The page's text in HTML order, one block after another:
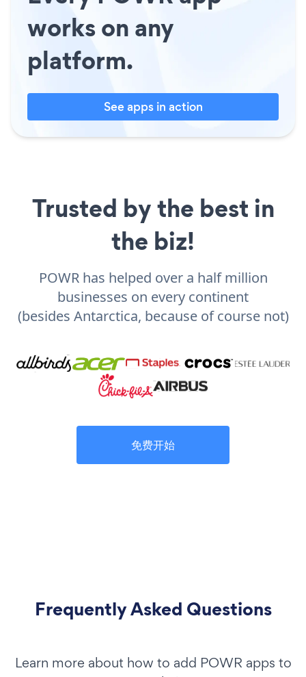
works on any
platform.
See apps in action
Trusted by the best in
the biz!
POWR has helped over a half million
businesses on every continent
(besides Antarctica, because of course not)
免费开始
Frequently Asked Questions
Learn more about how to add POWR apps to